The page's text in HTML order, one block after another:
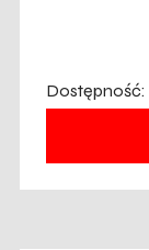
Dostępność: